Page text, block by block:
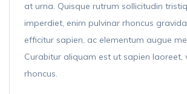
at urna. Quisque rutrum sollicitudin
imperdiet, enim pulvinar rhoncus
efficitur sapien, ac elementum augue
Curabitur aliquam est ut sapien laoreet,
rhoncus.